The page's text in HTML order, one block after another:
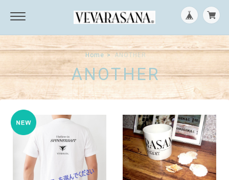
Home ANOTHER
ANOTHER